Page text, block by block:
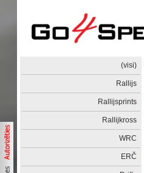
(visi)
Rallijs
Rallijsprints
Rallijkross
WRC
ERČ